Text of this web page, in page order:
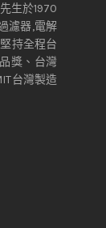
生於1970
濾器,電解
持全程台
獎、台灣
台灣製造